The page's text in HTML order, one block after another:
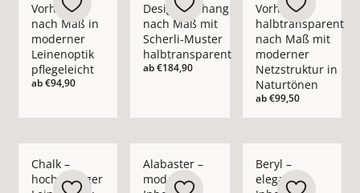
Vorhang
nach Maß in
moderner
Leinenoptik
pflegeleicht
ab€94,90
Design-Vorhang
nach Maß mit
Scherli-Muster
halbtransparent
ab€184,90
Vorhang
halbtransparent
nach Maß mit
moderner
Netzstruktur in
Naturtönen
ab€99,50
Chalk –
hochwertiger
Alabaster –
moderner
Beryl –
eleganter